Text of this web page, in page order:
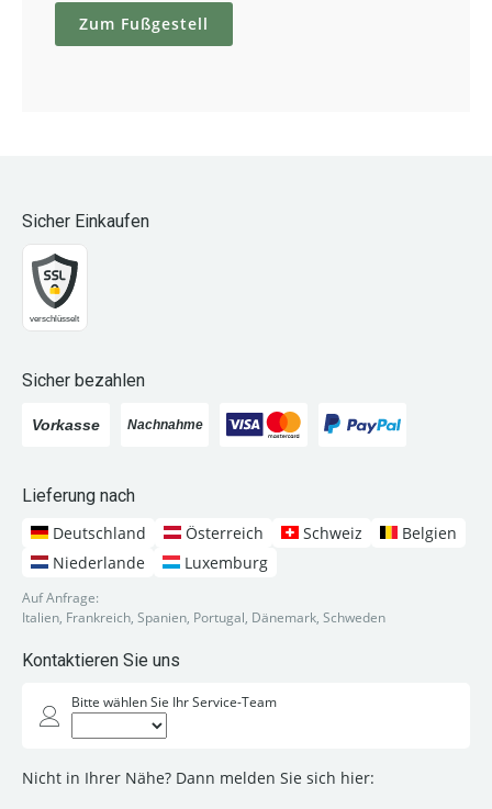
Zum Fußgestell
Sicher Einkaufen
Sicher bezahlen
Lieferung nach
Deutschland
Österreich Schweiz
Belgien
Niederlande
Luxemburg
Auf Anfrage:
Italien, Frankreich, Spanien, Portugal, Dänemark, Schweden
Kontaktieren Sie uns
Bitte wählen Sie Ihr Service-Team
Nicht in Ihrer Nähe? Dann melden Sie sich hier: